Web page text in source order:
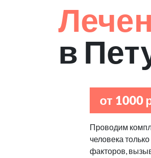
в
от 1000
Проводим
человека
факторов,